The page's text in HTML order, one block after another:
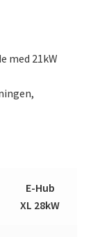
med 21kW
E-Hub
XL 28kW